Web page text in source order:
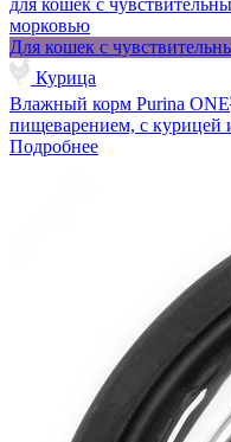
Для кошек с
Курица
Влажный корм Purina ONE
пищеварением, с курицей
Подробнее